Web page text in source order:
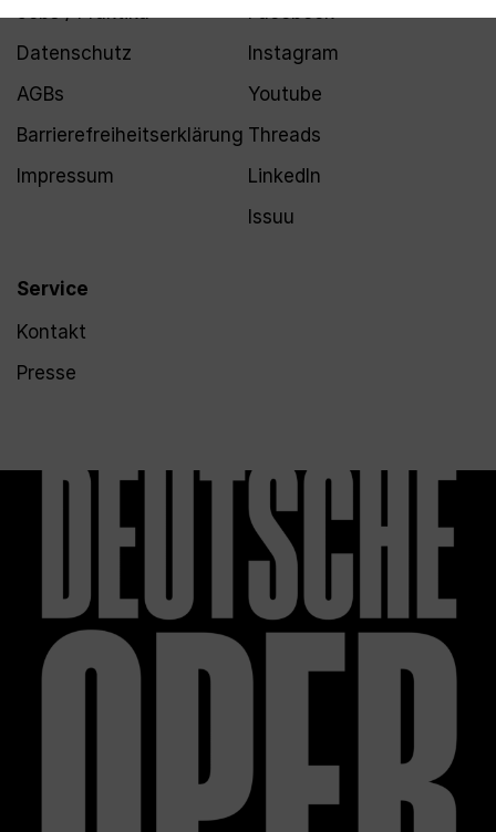
Jobs / Praktika
Datenschutz
AGBs
Barrierefreiheitserklärung
Impressum
Service
Kontakt
Presse
Facebook
Instagram
Youtube
Threads
LinkedIn
Issuu